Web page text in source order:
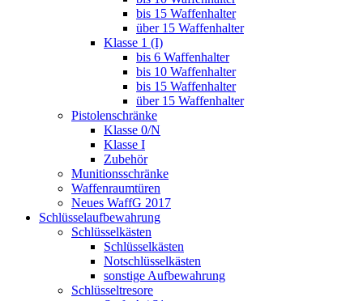
bis 15 Waffenhalter
über 15 Waffenhalter
Klasse 1 (I)
bis 6 Waffenhalter
bis 10 Waffenhalter
bis 15 Waffenhalter
über 15 Waffenhalter
Pistolenschränke
Klasse 0/N
Klasse I
Zubehör
Munitionsschränke
Waffenraumtüren
Neues WaffG 2017
Schlüsselaufbewahrung
Schlüsselkästen
Schlüsselkästen
Notschlüsselkästen
sonstige Aufbewahrung
Schlüsseltresore